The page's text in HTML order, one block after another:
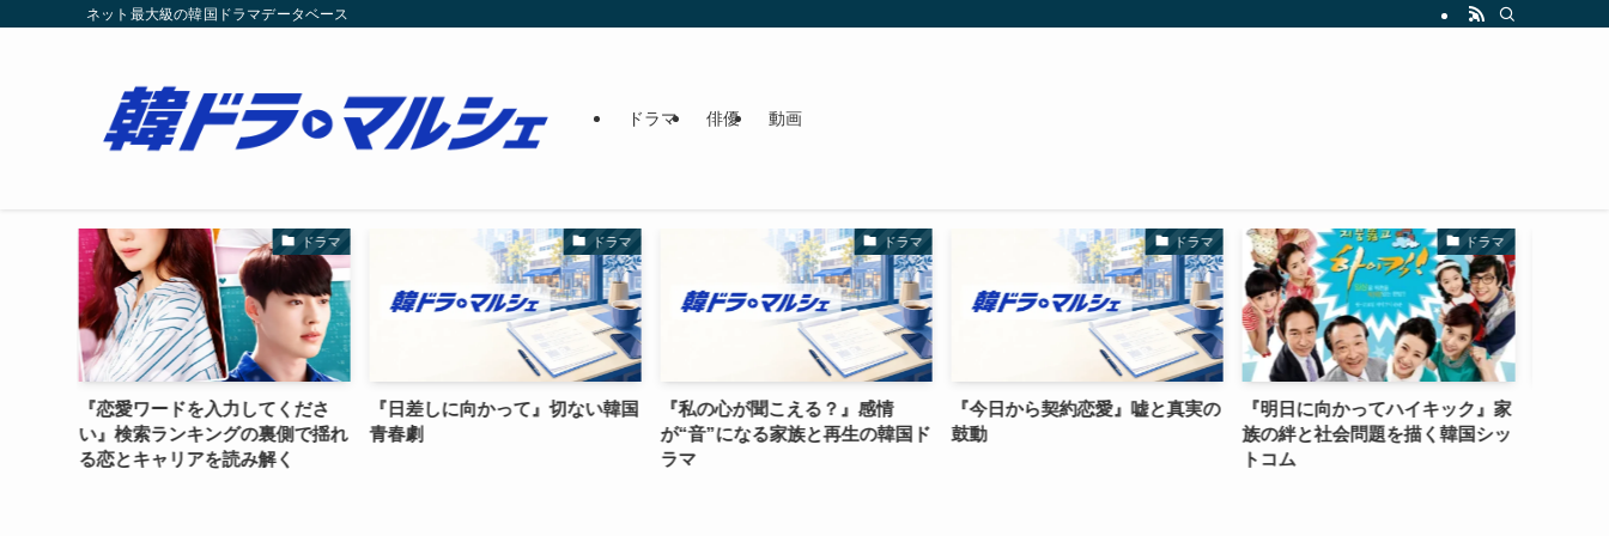
ネット最大級の韓国ドラマデータベース
ドラマ 俳優 動画
ドラマ
裏側で揺れ
ドラマ
『日差しに向かって』切ない韓国
青春劇
ドラマ
『私の心が聞こえる？』感情
が“音”になる家族と再生の韓国ド
ドラマ
『今日から契約恋愛』嘘と真実の
鼓動
ドラマ
『明日に向かってハイキック』家
族の絆と社会問題を描く韓国シッ
ドラマ
『よくおごってくれる綺麗なお姉
さん』年下彼氏の熱と現実の痛み